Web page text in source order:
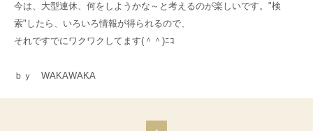
今は、大型連休、何をしようかな～と考えるのが楽しいです。"検
索"したら、いろいろ情報が得られるので、
それですでにワクワクしてます(＾＾)ﾆｺ
ｂｙ WAKAWAKA